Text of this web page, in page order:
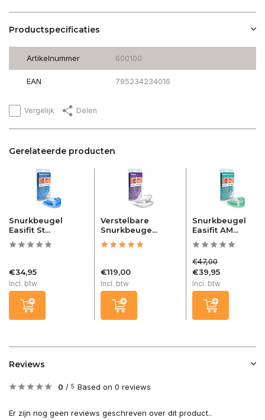
Productspecificaties
Artikelnummer 600100
EAN 795234234016
Vergelijk Delen
Gerelateerde producten
Snurkbeugel
Easifit St...
€34,95
Incl. btw
Verstelbare
Snurkbeuge...
€119,00
Incl. btw
Snurkbeugel
Easifit AM...
€47,00
€39,95
Incl. btw
Reviews
0 / 5 Based on 0 reviews
Er zijn nog geen reviews geschreven over dit product..